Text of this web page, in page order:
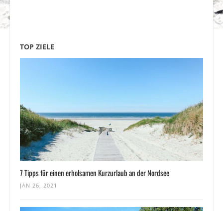
TOP ZIELE
7 Tipps für einen erholsamen Kurzurlaub an der Nordsee
JAN 26, 2021